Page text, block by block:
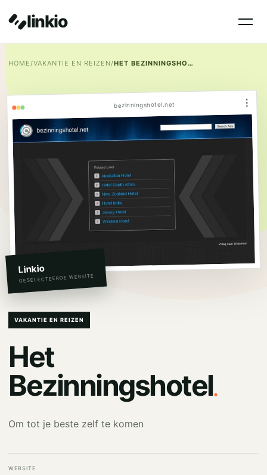
linkio
HOME/VAKANTIE EN REIZEN/ HET BEZINNINGSHOTEL
bezinningshotel.net ⋮
Linkio
GESELECTEERDE WEBSITE
VAKANTIE EN REIZEN
Het
Bezinningshotel.
Om tot je beste zelf te komen
WEBSITE